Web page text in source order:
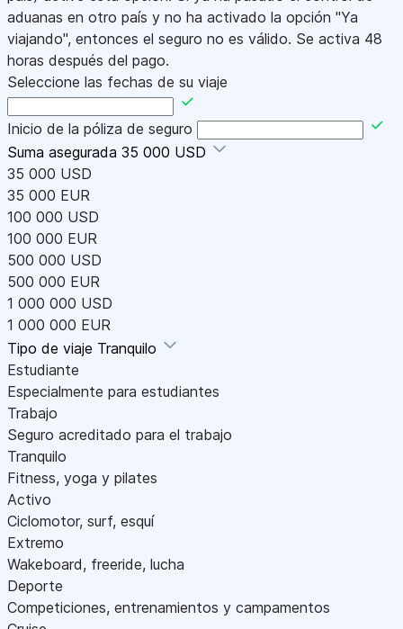
aduanas en otro país y no ha activado la opción "Ya
viajando", entonces el seguro no es válido. Se activa 48
horas después del pago.
Seleccione las fechas de su viaje
Inicio de la póliza de seguro
Suma asegurada 35 000 USD
35 000 USD
35 000 EUR
100 000 USD
100 000 EUR
500 000 USD
500 000 EUR
1 000 000 USD
1 000 000 EUR
Tipo de viaje Tranquilo
Estudiante
Especialmente para estudiantes
Trabajo
Seguro acreditado para el trabajo
Tranquilo
Fitness, yoga y pilates
Activo
Ciclomotor, surf, esquí
Extremo
Wakeboard, freeride, lucha
Deporte
Competiciones, entrenamientos y campamentos